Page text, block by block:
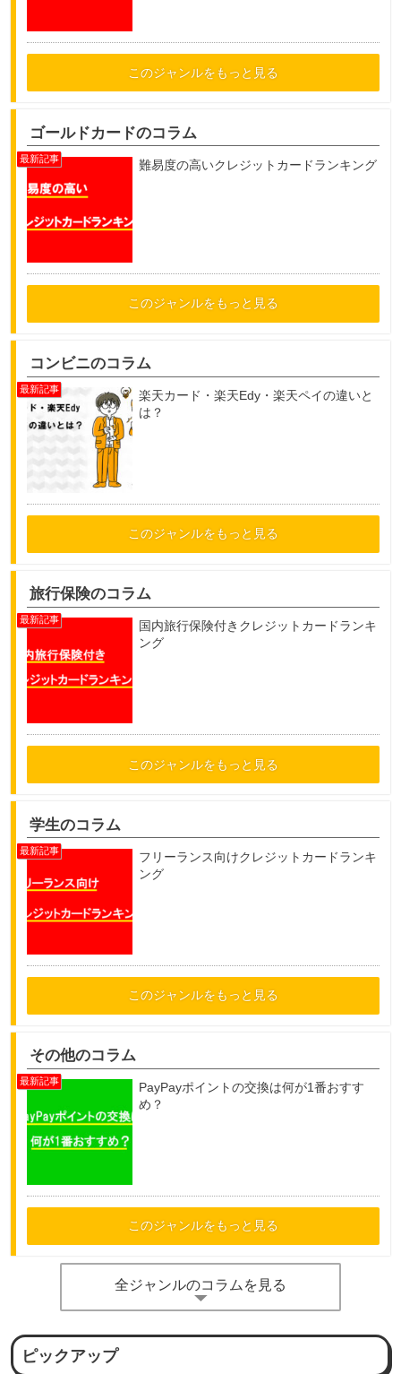
このジャンルをもっと見る
ゴールドカードのコラム
難易度の高いクレジットカードランキング
このジャンルをもっと見る
コンビニのコラム
楽天カード・楽天Edy・楽天ペイの違いと
は？
このジャンルをもっと見る
旅行保険のコラム
国内旅行保険付きクレジットカードランキ
ング
このジャンルをもっと見る
学生のコラム
フリーランス向けクレジットカードランキ
ング
このジャンルをもっと見る
その他のコラム
PayPayポイントの交換は何が1番おすす
め？
このジャンルをもっと見る
全ジャンルのコラムを見る
ピックアップ